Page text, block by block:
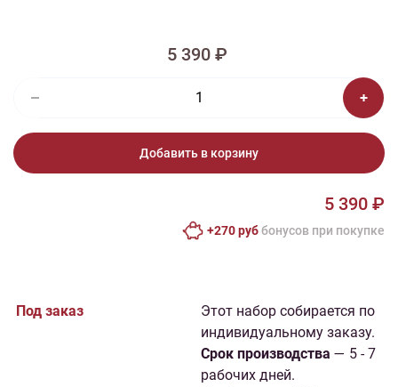
5 390 ₽
Добавить в корзину
5 390 ₽
+270 руббонусов при покупке
Под заказ
Этот набор собирается по
индивидуальному заказу.
Cрок производства — 5 - 7
рабочих дней.